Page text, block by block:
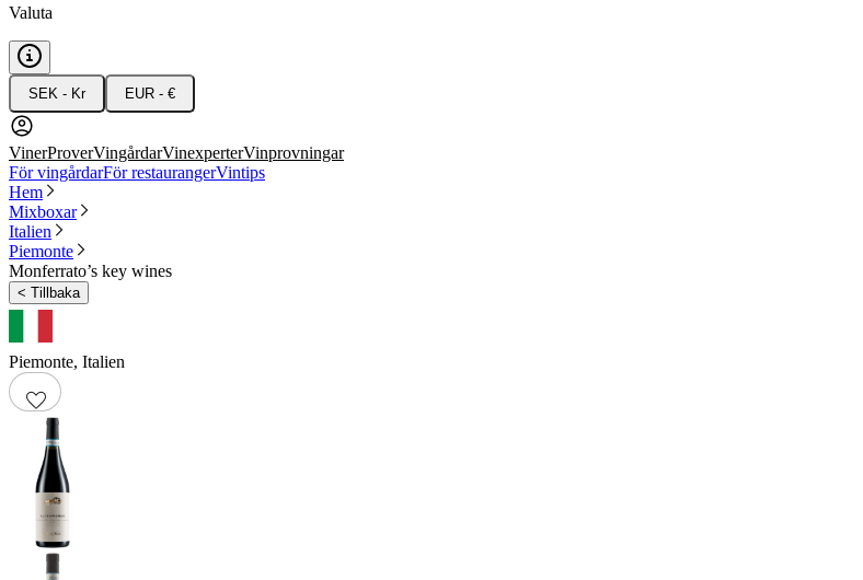
Valuta
SEK - Kr EUR - €
VinerProverVingårdarVinexperterVinprovningar
För vingårdarFör restaurangerVintips
Hem
Mixboxar
Italien
Piemonte
Monferrato’s key wines
< Tillbaka
Piemonte, Italien